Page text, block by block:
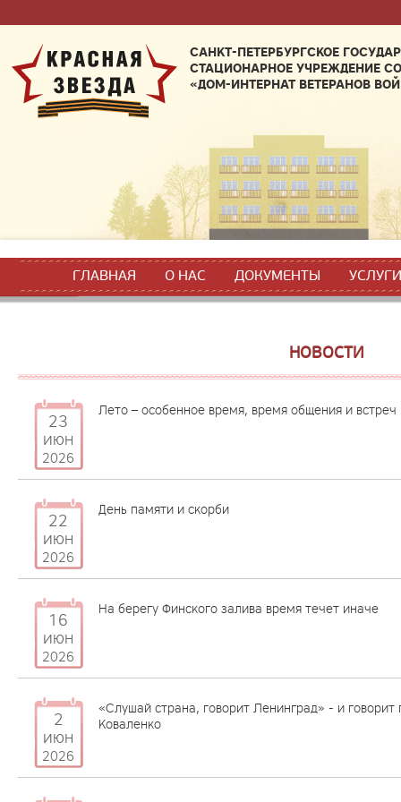
САНКТ-ПЕТЕРБУРГСКОЕ
СТАЦИОНАРНОЕ УЧРЕЖДЕНИЕ
«ДОМ-ИНТЕРНАТ ВЕТЕРАНОВ
ГЛАВНАЯ О НАС ДОКУМЕНТЫ УСЛУГИ
НОВОСТИ
23
июн
2026
Лето – особенное время, время общения и
22
июн
2026
День памяти и скорби
16
июн
2026
На берегу Финского залива время течет иначе
2
июн
2026
«Слушай страна, говорит Ленинград» - и
Коваленко